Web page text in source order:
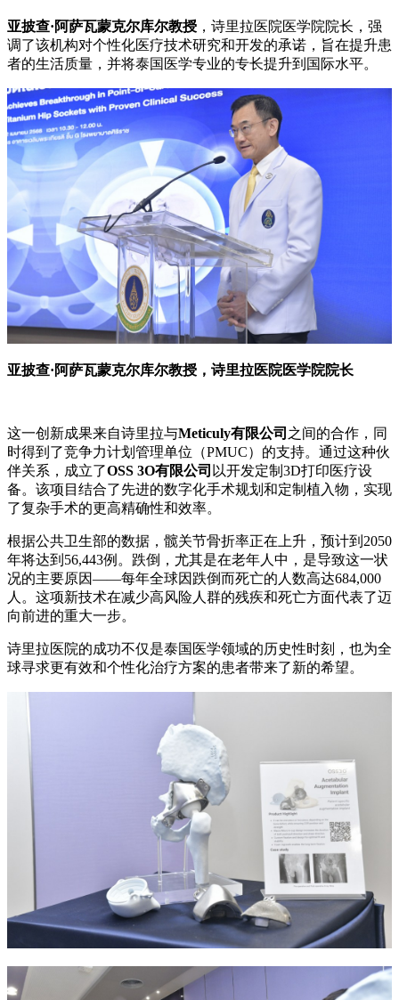
亚披查·阿萨瓦蒙克尔库尔教授 ，诗里拉医院医学院院长，强
调了该机构对个性化医疗技术研究和开发的承诺，旨在提升患
者的生活质量，并将泰国医学专业的专长提升到国际水平。
亚披查·阿萨瓦蒙克尔库尔教授，诗里拉医院医学院院长
这一创新成果来自诗里拉与Meticuly有限公司 之间的合作，同
时得到了竞争力计划管理单位（PMUC）的支持。通过这种伙
伴关系，成立了OSS 3O有限公司 以开发定制3D打印医疗设
备。该项目结合了先进的数字化手术规划和定制植入物，实现
了复杂手术的更高精确性和效率。
根据公共卫生部的数据，髋关节骨折率正在上升，预计到2050
年将达到56,443例。跌倒，尤其是在老年人中，是导致这一状
况的主要原因——每年全球因跌倒而死亡的人数高达684,000
人。这项新技术在减少高风险人群的残疾和死亡方面代表了迈
向前进的重大一步。
诗里拉医院的成功不仅是泰国医学领域的历史性时刻，也为全
球寻求更有效和个性化治疗方案的患者带来了新的希望。